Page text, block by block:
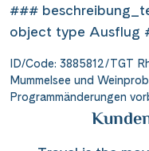
###
object type Ausflug
ID/Code: 3885812/TGT
Mummelsee und
Programmänderungen